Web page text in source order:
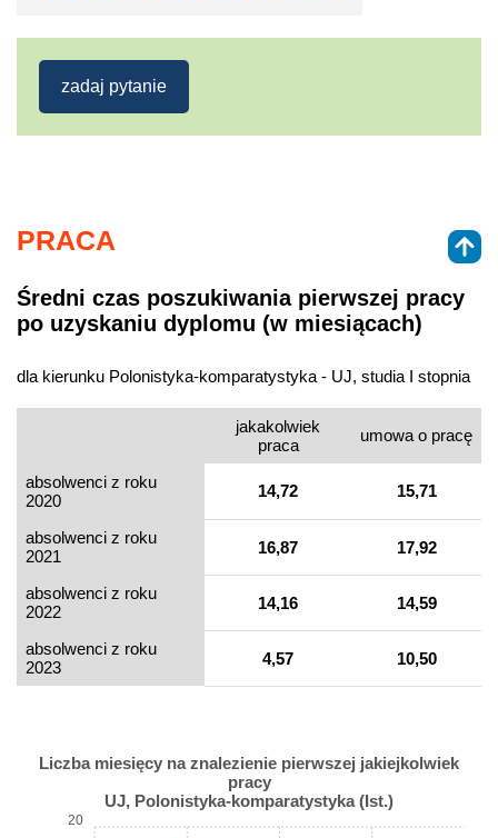
zadaj pytanie
PRACA
Średni czas poszukiwania pierwszej pracy
po uzyskaniu dyplomu (w miesiącach)
dla kierunku Polonistyka-komparatystyka - UJ, studia I stopnia
jakakolwiek
praca
umowa o pracę
absolwenci z roku
2020
14,72 15,71
absolwenci z roku
2021
16,87 17,92
absolwenci z roku
2022
14,16 14,59
absolwenci z roku
2023
4,57 10,50
Liczba miesięcy na znalezienie pierwszej jakiejkolwiek
pracy
UJ, Polonistyka-komparatystyka (Ist.)
20